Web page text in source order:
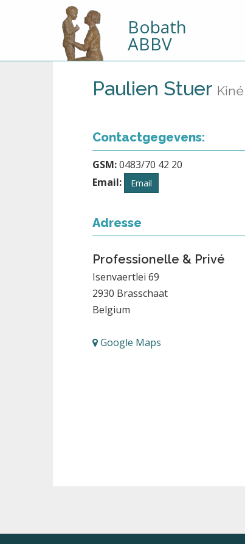
Bobath
ABBV
Paulien Stuer Kiné
Contactgegevens:
GSM:0483/70 42 20
Email:
Email
Adresse
Professionelle & Privé
Isenvaertlei 69
2930 Brasschaat
Belgium
Google Maps